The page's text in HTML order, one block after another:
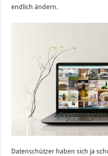
endlich ändern.
Datenschützer haben sich ja